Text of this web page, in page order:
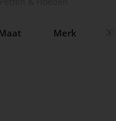
Merk